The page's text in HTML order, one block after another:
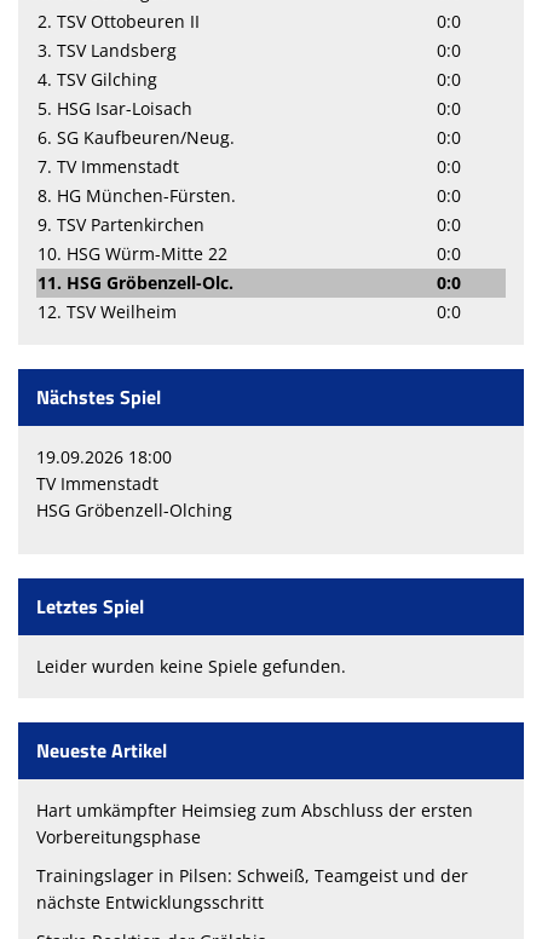
2. TSV Ottobeuren II
0:0
3. TSV Landsberg
0:0
4. TSV Gilching
0:0
5. HSG Isar-Loisach
0:0
6. SG Kaufbeuren/Neug.
0:0
7. TV Immenstadt
0:0
8. HG München-Fürsten.
0:0
9. TSV Partenkirchen
0:0
10. HSG Würm-Mitte 22
0:0
11. HSG Gröbenzell-Olc.
0:0
12. TSV Weilheim
0:0
Nächstes Spiel
19.09.2026 18:00
TV Immenstadt
HSG Gröbenzell-Olching
Letztes Spiel
Leider wurden keine Spiele gefunden.
Neueste Artikel
Hart umkämpfter Heimsieg zum Abschluss der ersten
Vorbereitungsphase
Trainingslager in Pilsen: Schweiß, Teamgeist und der
nächste Entwicklungsschritt